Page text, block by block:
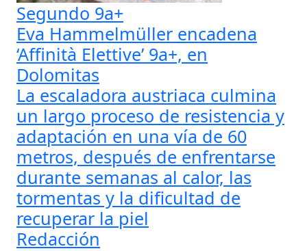
Segundo 9a+
Eva Hammelmüller encadena
‘Affinità Elettive’ 9a+, en
Dolomitas
La escaladora austriaca culmina
un largo proceso de resistencia y
adaptación en una vía de 60
metros, después de enfrentarse
durante semanas al calor, las
tormentas y la dificultad de
recuperar la piel
Redacción